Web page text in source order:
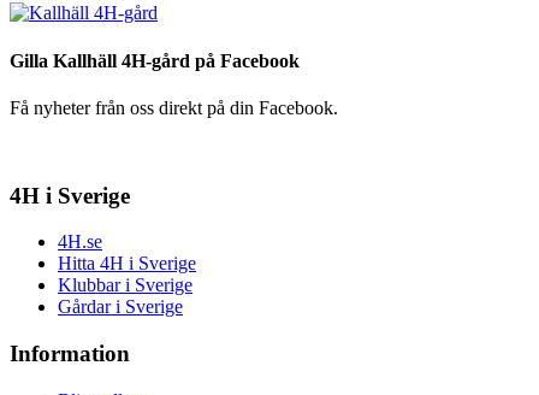
Gilla Kallhäll 4H-gård på Facebook
Få nyheter från oss direkt på din Facebook.
4H i Sverige
4H.se
Hitta 4H i Sverige
Klubbar i Sverige
Gårdar i Sverige
Information